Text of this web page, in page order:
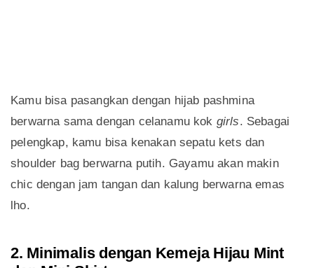
Kamu bisa pasangkan dengan hijab pashmina
berwarna sama dengan celanamu kok girls. Sebagai
pelengkap, kamu bisa kenakan sepatu kets dan
shoulder bag berwarna putih. Gayamu akan makin
chic dengan jam tangan dan kalung berwarna emas
lho.
2. Minimalis dengan Kemeja Hijau Mint